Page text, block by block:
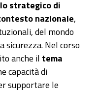
strategico di
nazionale
del mondo
sicurezza. Nel corso
anche il tema
capacità di
supportare le